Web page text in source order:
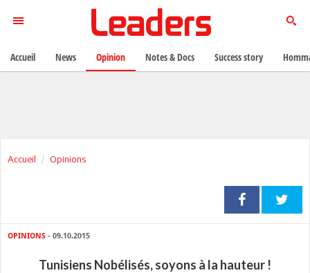
Accueil Opinions
OPINIONS - 09.10.2015
Tunisiens Nobélisés, soyons à la hauteur !
Accueil News Opinion Notes & Docs Success story